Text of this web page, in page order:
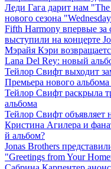
Леди Гага дарит нам
нового сезона
Fifth Harmony впервые за
выступили на концерте
Мэрайя Кэри
Lana Del Rey: новый
Тейлор Свифт выходит
Премьера нового
Тейлор Свифт раскрыла
альбома
Тейлор Свифт объявляет
Кристина Агилера и
й альбом?
Jonas Brothers
"Greetings from Your